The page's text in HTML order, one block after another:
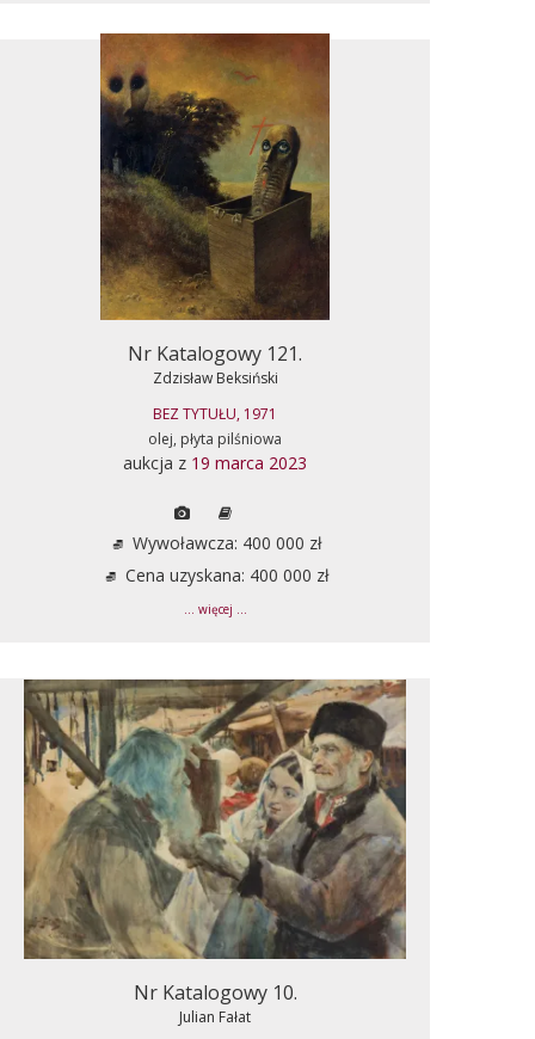
Nr Katalogowy 121.
Zdzisław Beksiński
BEZ TYTUŁU, 1971
olej, płyta pilśniowa
aukcja z 19 marca 2023
Wywoławcza: 400 000 zł
Cena uzyskana: 400 000 zł
... więcej ...
Nr Katalogowy 10.
Julian Fałat